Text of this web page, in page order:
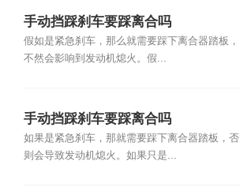
手动挡踩刹车要踩离合吗
假如是紧急刹车，那么就需要踩下离合器踏板，
不然会影响到发动机熄火。假...
手动挡踩刹车要踩离合吗
如果是紧急刹车，那就需要踩下离合器踏板，否
则会导致发动机熄火。如果只是...